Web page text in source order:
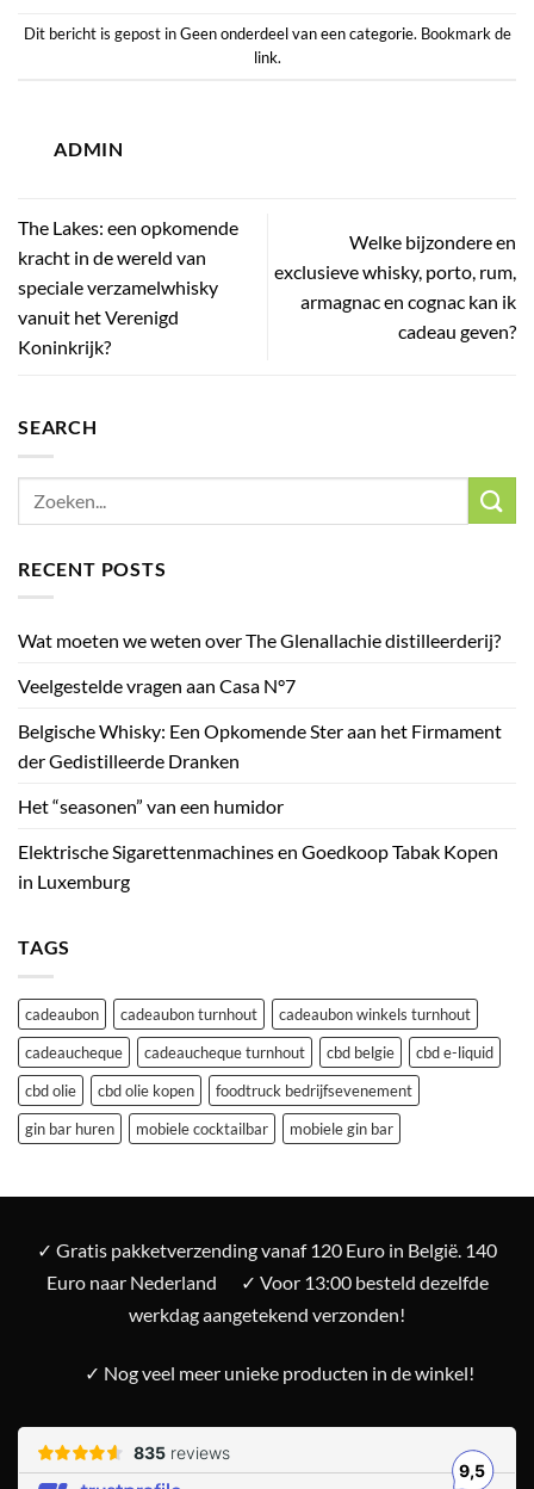
Dit bericht is gepost inGeen onderdeel van een categorie. Bookmark de
link.
ADMIN
The Lakes: een opkomende
kracht in de wereld van
speciale verzamelwhisky
vanuit het Verenigd
Koninkrijk?
Welke bijzondere en
exclusieve whisky, porto, rum,
armagnac en cognac kan ik
cadeau geven?
SEARCH
RECENT POSTS
Wat moeten we weten over The Glenallachie distilleerderij?
Veelgestelde vragen aan Casa N°7
Belgische Whisky: Een Opkomende Ster aan het Firmament
der Gedistilleerde Dranken
Het “seasonen” van een humidor
Elektrische Sigarettenmachines en Goedkoop Tabak Kopen
in Luxemburg
TAGS
cadeaubon cadeaubon turnhout
cadeaubon winkels turnhout
cadeaucheque
cadeaucheque turnhout cbd belgie
cbd e-liquid
cbd olie
cbd olie kopen
foodtruck bedrijfsevenement
gin bar huren
mobiele cocktailbar mobiele gin bar
✓ Gratis pakketverzending vanaf 120 Euro in België. 140
Euro naar Nederland
✓ Voor 13:00 besteld dezelfde
werkdag aangetekend verzonden!
✓ Nog veel meer unieke producten in de winkel!